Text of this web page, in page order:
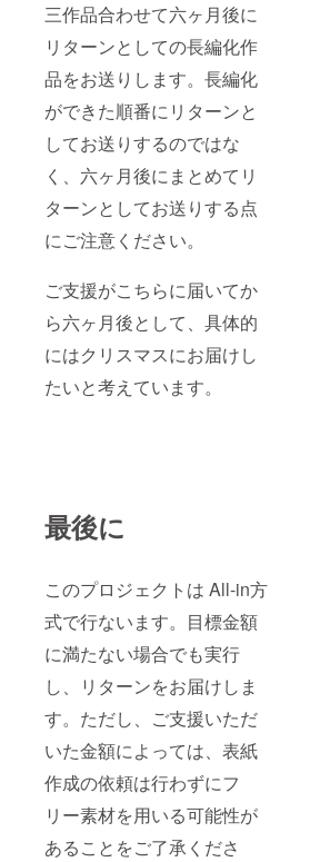
三作品合わせて六ヶ月後に
リターンとしての長編化作
品をお送りします。長編化
ができた順番にリターンと
してお送りするのではな
く、六ヶ月後にまとめてリ
ターンとしてお送りする点
にご注意ください。
ご支援がこちらに届いてか
ら六ヶ月後として、具体的
にはクリスマスにお届けし
たいと考えています。
最後に
このプロジェクトは All-in方
式で行ないます。目標金額
に満たない場合でも実行
し、リターンをお届けしま
す。ただし、ご支援いただ
いた金額によっては、表紙
作成の依頼は行わずにフ
リー素材を用いる可能性が
あることをご了承くださ